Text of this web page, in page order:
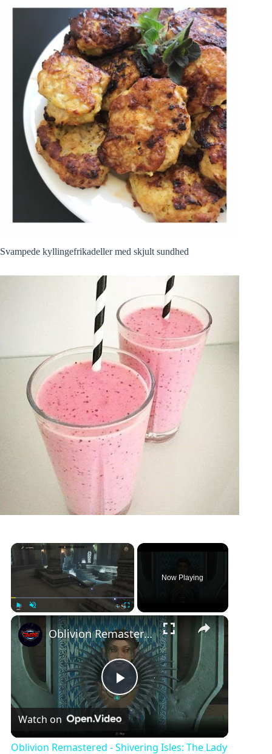
Svampede kyllingefrikadeller med skjult sundhed
×
Play Fullscreen
Now Playing
×
P
l
Oblivion Remastered - Shivering Isles: The Lady of Paranoia: Report Back To Lady Syl (Kills Muurine)
Watch on
Oblivion Remastered - Shivering Isles: The Lady